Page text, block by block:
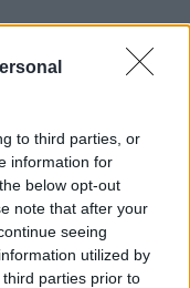
to third parties, or
information for
below opt-out
note that after your
seeing
utilized by
parties prior to
δρόμο για το
- Στον